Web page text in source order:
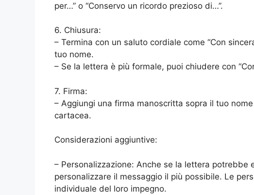
per…” o “Conservo un ricordo prezioso di…”.
6. Chiusura:
– Termina con un saluto cordiale come “Con
tuo nome.
– Se la lettera è più formale, puoi chiudere con
7. Firma:
– Aggiungi una firma manoscritta sopra il tuo
cartacea.
Considerazioni aggiuntive:
– Personalizzazione: Anche se la lettera potrebbe
personalizzare il messaggio il più possibile. Le
individuale del loro impegno.